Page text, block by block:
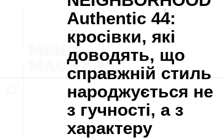
Authentic 44:
кросівки, які
доводять, що
справжній стиль
народжується не
з гучності, а з
характеру